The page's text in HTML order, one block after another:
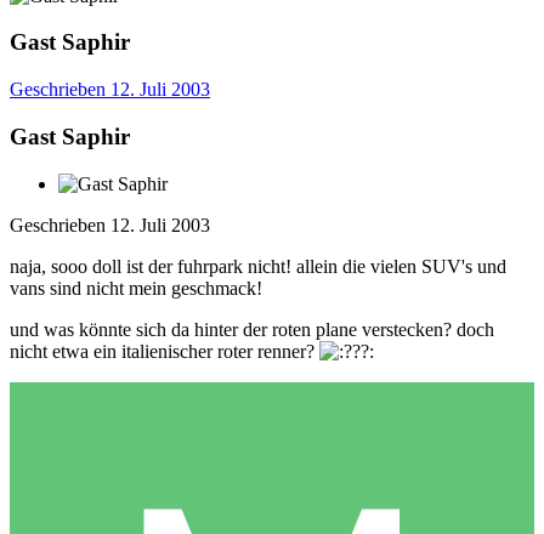
Gast Saphir
Geschrieben 12. Juli 2003
Gast Saphir
Geschrieben 12. Juli 2003
naja, sooo doll ist der fuhrpark nicht! allein die vielen SUV's und
vans sind nicht mein geschmack!
und was könnte sich da hinter der roten plane verstecken? doch
nicht etwa ein italienischer roter renner?